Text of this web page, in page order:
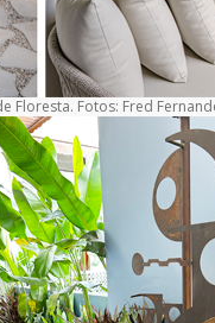
Floresta. Fotos: Fred